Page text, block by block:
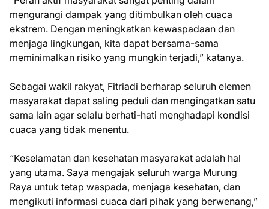
mengurangi dampak yang ditimbulkan oleh cuaca
ekstrem. Dengan meningkatkan kewaspadaan dan
menjaga lingkungan, kita dapat bersama-sama
meminimalkan risiko yang mungkin terjadi,” katanya.
Sebagai wakil rakyat, Fitriadi berharap seluruh elemen
masyarakat dapat saling peduli dan mengingatkan satu
sama lain agar selalu berhati-hati menghadapi kondisi
cuaca yang tidak menentu.
“Keselamatan dan kesehatan masyarakat adalah hal
yang utama. Saya mengajak seluruh warga Murung
Raya untuk tetap waspada, menjaga kesehatan, dan
mengikuti informasi cuaca dari pihak yang berwenang,”